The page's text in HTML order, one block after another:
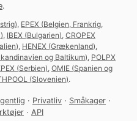
.
) EPEX (Belgien, Frankrig,
) IBEX (Bulgarien) CROPEX
) HENEX (Grækenland)
og Baltikum) POLPX
(Serbien) OMIE (Spanien og
(Slovenien).
· Privatliv · Småkager ·
· API